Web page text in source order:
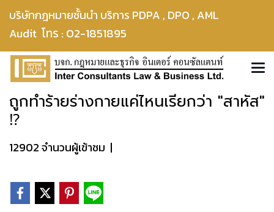
บริษัทกฎหมายชั้นนำ บริการ PDPA , DPO , AML
Audit โทร : 02-1851895
ถูกทำร้ายร่างกายแค่ไหนเรียกว่า "สาหัส"
⁉
12902 จำนวนผู้เข้าชม |